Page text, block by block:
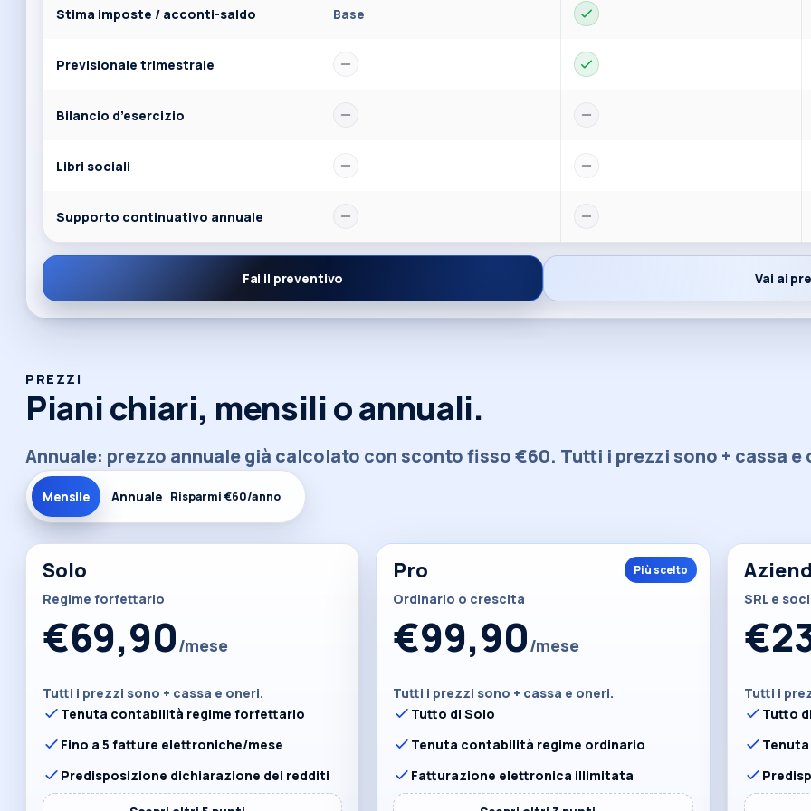
Stima imposte / acconti-saldo Base
Previsionale trimestrale
Bilancio d’esercizio
Libri sociali
Supporto continuativo annuale
Fai il preventivo Vai ai
PREZZI
Piani chiari, mensili o annuali.
Annuale: prezzo annuale già calcolato con sconto fisso €60. Tutti i prezzi sono + cassa e
Mensile Annuale Risparmi €60/anno
Solo
Regime forfettario
€69,90/mese
Tutti i prezzi sono + cassa e oneri.
Tenuta contabilità regime forfettario
Fino a 5 fatture elettroniche/mese
Predisposizione dichiarazione dei redditi
Pro
Ordinario o crescita
€99,90/mese
Tutti i prezzi sono + cassa e oneri.
Tutto di Solo
Tenuta contabilità regime ordinario
Fatturazione elettronica illimitata
SRL e
Tutti i
Tutto